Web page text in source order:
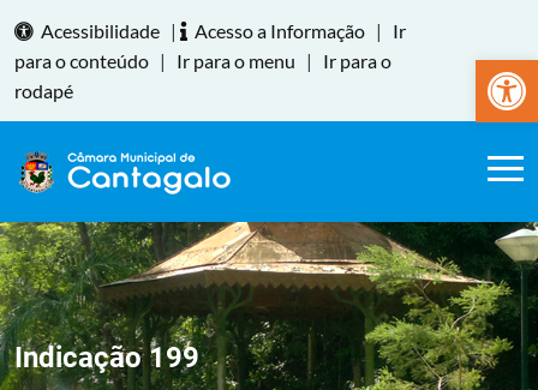
Abrir
Acessibilidade | Acesso a Informação |
Ir
para o conteúdo | Ir para o menu |
Ir para o
rodapé
Indicação 199